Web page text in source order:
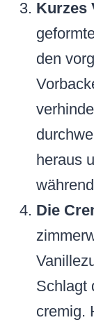
Kurzes
den
heraus
Die
Schlagt
cremig.